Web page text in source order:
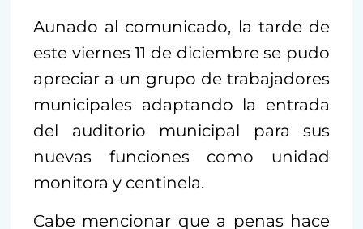
Aunado al comunicado, la tarde de
este viernes 11 de diciembre se pudo
apreciar a un grupo de trabajadores
municipales adaptando la entrada
del auditorio municipal para sus
nuevas funciones como unidad
monitora y centinela.
Cabe mencionar que a penas hace